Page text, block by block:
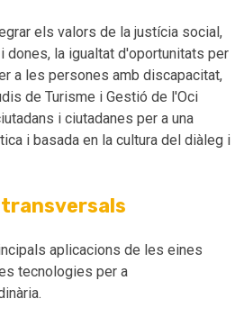
els valors de la justícia social,
dones, la igualtat d'oportunitats per
a les persones amb discapacitat,
de Turisme i Gestió de l'Oci
i ciutadanes per a una
i basada en la cultura del diàleg i
aplicacions de les eines
tecnologies per a